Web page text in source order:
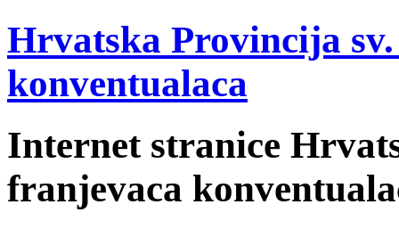
Hrvatska Provincija
konventualaca
Internet stranice
franjevaca